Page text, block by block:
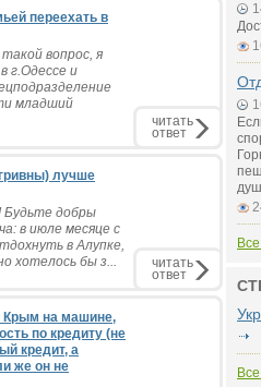
переехать в
вопрос, я
г.Одессе и
младший
читать
ответ
лучше
Будьте добры
в июле месяце с
в Алупке,
хотелось бы з...
читать
ответ
Крым на машине,
по кредиту (не
кредит, а
же он не